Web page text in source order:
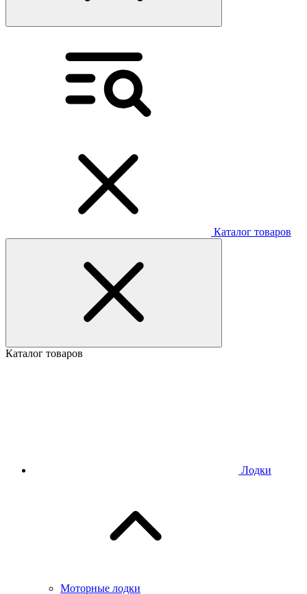
Каталог товаров
Каталог товаров
Лодки
Моторные лодки